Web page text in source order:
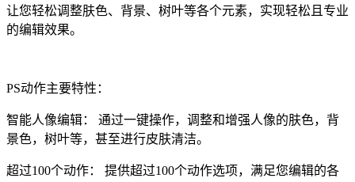
让您轻松调整肤色、背景、树叶等各个元素，实现轻松且专业
的编辑效果。
PS动作主要特性：
智能人像编辑： 通过一键操作，调整和增强人像的肤色，背
景色，树叶等，甚至进行皮肤清洁。
超过100个动作： 提供超过100个动作选项，满足您编辑的各